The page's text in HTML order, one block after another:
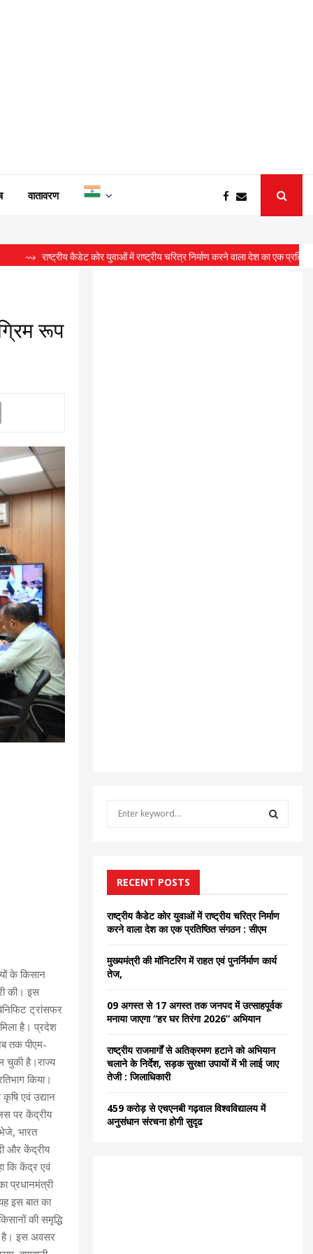
वातावरण
कैडेट कोर युवाओं में राष्ट्रीय चरित्र निर्माण करने वाला देश का एक प्रतिष्ठित संगठन :
रूप
के किसान
की। इस
ट्रांसफर
है। प्रदेश
तक पीएम-
चुकी है।राज्य
किया।
एवं उद्यान
पर केंद्रीय
भारत
और केंद्रीय
कि केंद्र एवं
प्रधानमंत्री
इस बात का
की समृद्धि
है। इस अवसर
f
o
r
C
RECENT POSTS
राष्ट्रीय कैडेट कोर युवाओं में राष्ट्रीय चरित्र निर्माण
करने वाला देश का एक प्रतिष्ठित संगठन : सीएम
मुख्यमंत्री की मॉनिटरिंग में राहत एवं पुनर्निर्माण कार्य
तेज,
09 अगस्त से 17 अगस्त तक जनपद में उत्साहपूर्वक
मनाया जाएगा “हर घर तिरंगा 2026” अभियान
राष्ट्रीय राजमार्गों से अतिक्रमण हटाने को अभियान
चलाने के निर्देश, सड़क सुरक्षा उपायों में भी लाई जाए
तेजी : जिलाधिकारी
459 करोड़ से एचएनबी गढ़वाल विश्वविद्यालय में
अनुसंधान संरचना होगी सुदृढ